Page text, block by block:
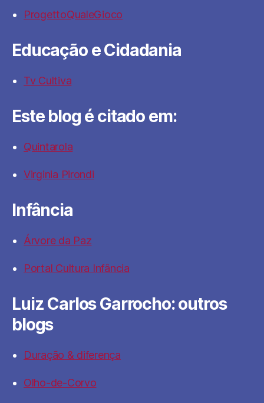
ProgettoQualeGioco
Educação e Cidadania
Tv Cultiva
Este blog é citado em:
Quintarola
Virginia Pirondi
Infância
Árvore da Paz
Portal Cultura Infância
Luiz Carlos Garrocho: outros
blogs
Duração & diferença
Olho-de-Corvo